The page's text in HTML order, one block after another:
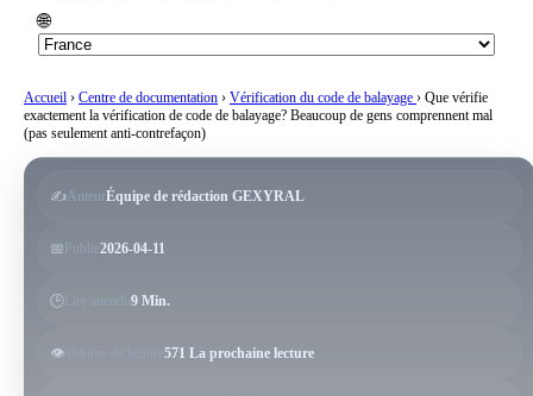
🌐
Accueil › Centre de documentation › Vérification du code de balayage › Que vérifie
exactement la vérification de code de balayage? Beaucoup de gens comprennent mal
(pas seulement anti-contrefaçon)
✍️AuteurÉquipe de rédaction GEXYRAL
📅 Publié2026-04-11
🕒 Lire attendu9 Min.
👁️ Volume de lecture 571 La prochaine lecture